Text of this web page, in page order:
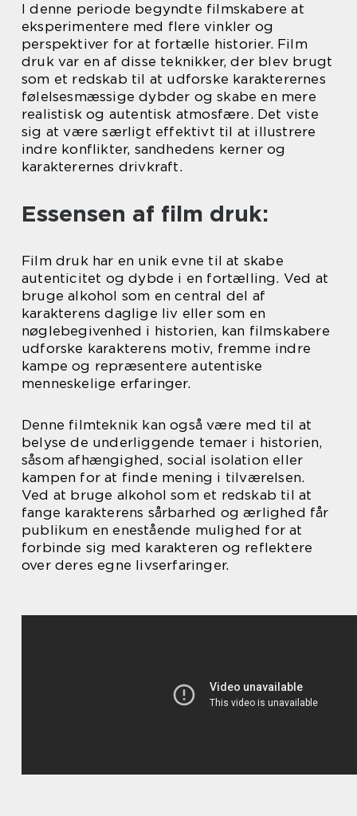
I denne periode begyndte filmskabere at
eksperimentere med flere vinkler og
perspektiver for at fortælle historier. Film
druk var en af disse teknikker, der blev brugt
som et redskab til at udforske karakterernes
følelsesmæssige dybder og skabe en mere
realistisk og autentisk atmosfære. Det viste
sig at være særligt effektivt til at illustrere
indre konflikter, sandhedens kerner og
karakterernes drivkraft.
Essensen af film druk:
Film druk har en unik evne til at skabe
autenticitet og dybde i en fortælling. Ved at
bruge alkohol som en central del af
karakterens daglige liv eller som en
nøglebegivenhed i historien, kan filmskabere
udforske karakterens motiv, fremme indre
kampe og repræsentere autentiske
menneskelige erfaringer.
Denne filmteknik kan også være med til at
belyse de underliggende temaer i historien,
såsom afhængighed, social isolation eller
kampen for at finde mening i tilværelsen.
Ved at bruge alkohol som et redskab til at
fange karakterens sårbarhed og ærlighed får
publikum en enestående mulighed for at
forbinde sig med karakteren og reflektere
over deres egne livserfaringer.